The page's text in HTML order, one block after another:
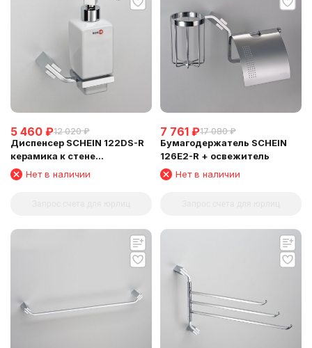
5 460 ₽12 020 ₽
Диспенсер SCHEIN 122DS-R
керамика к стене
квадратный
Нет в наличии
7 761 ₽17 080 ₽
Бумагодержатель SCHEIN
126E2-R + освежитель
Нет в наличии